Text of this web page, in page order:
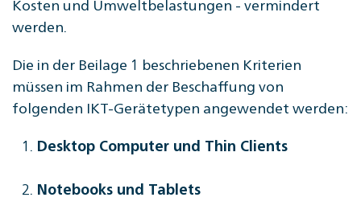
Kosten und Umweltbelastungen - vermindert
werden.
Die in der Beilage 1 beschriebenen Kriterien
müssen im Rahmen der Beschaffung von
folgenden IKT-Gerätetypen angewendet werden:
Desktop Computer und Thin Clients
Notebooks und Tablets